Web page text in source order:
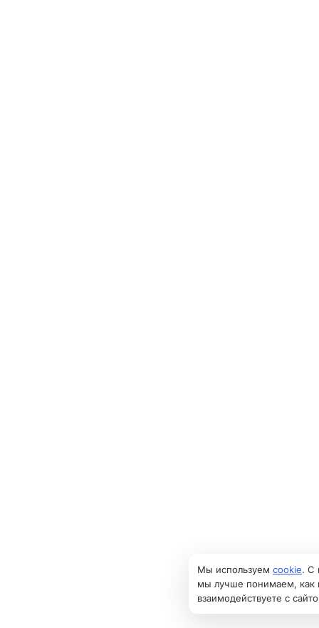
Мы используем cookie. С
мы лучше понимаем, как
взаимодействуете с